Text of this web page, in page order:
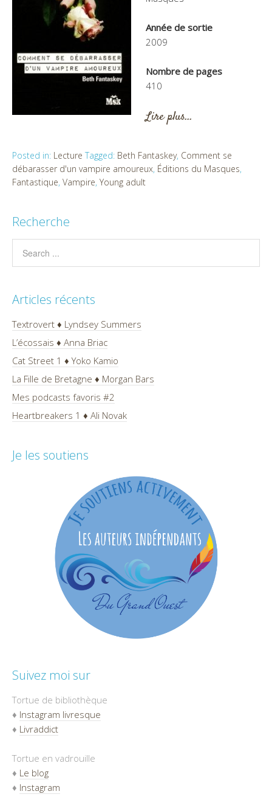
Année de sortie
2009
Nombre de pages
410
Lire plus…
Posted in: Lecture Tagged: Beth Fantaskey, Comment se
débarasser d'un vampire amoureux, Éditions du Masques,
Fantastique, Vampire, Young adult
Recherche
Articles récents
Textrovert ♦ Lyndsey Summers
L’écossais ♦ Anna Briac
Cat Street 1 ♦ Yoko Kamio
La Fille de Bretagne ♦ Morgan Bars
Mes podcasts favoris #2
Heartbreakers 1 ♦ Ali Novak
Je les soutiens
Suivez moi sur
Tortue de bibliothèque
♦ Instagram livresque
♦ Livraddict
Tortue en vadrouille
♦ Le blog
♦ Instagram